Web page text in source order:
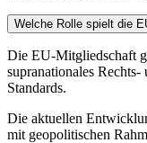
Welche Rolle spielt die
Die EU-Mitgliedschaft
supranationales
Standards.
Die aktuellen
mit geopolitischen